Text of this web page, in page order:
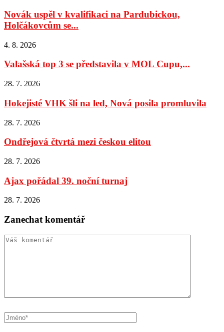
Novák uspěl v kvalifikaci na Pardubickou,
Holčákovcům se...
4. 8. 2026
Valašská top 3 se představila v MOL Cupu,...
28. 7. 2026
Hokejisté VHK šli na led, Nová posila promluvila
28. 7. 2026
Ondřejová čtvrtá mezi českou elitou
28. 7. 2026
Ajax pořádal 39. noční turnaj
28. 7. 2026
Zanechat komentář